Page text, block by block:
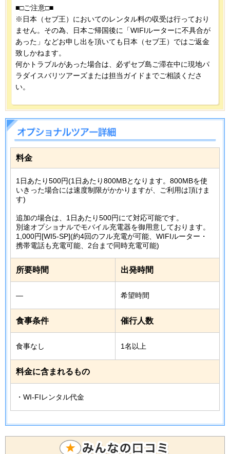
■□ご注意□■
※日本（セブ王）においてのレンタル料の収受は行っており
ません。その為、日本ご帰国後に「WIFIルーターに不具合が
あった」などお申し出を頂いても日本（セブ王）ではご返金
致しかねます。
何かトラブルがあった場合は、必ずセブ島ご滞在中に現地パ
ラダイスバリツアーズまたは担当ガイドまでご相談くださ
い。
料金
1日あたり500円(1日あたり800MBとなります。800MBを使
いきった場合には速度制限がかかりますが、ご利用は頂けま
す)
追加の場合は、1日あたり500円にて対応可能です。
別途オプショナルでモバイル充電器を御用意しております。
1,000円[WI5-SP](約4回のフル充電が可能、WIFIルーター・
携帯電話も充電可能、2台まで同時充電可能)
所要時間
―
出発時間
希望時間
食事条件
食事なし
催行人数
1名以上
料金に含まれるもの
・WI-FIレンタル代金